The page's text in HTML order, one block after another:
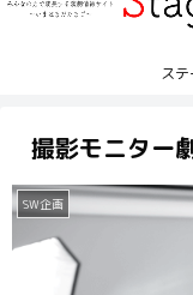
ス
撮影モニター
SW企画